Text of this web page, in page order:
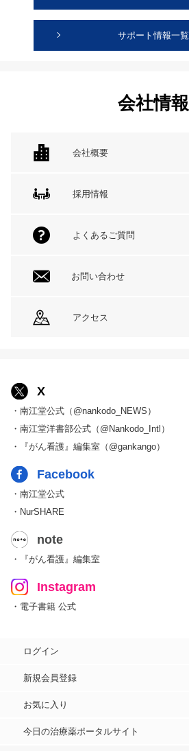
サポート情報一覧
会社情報
会社概要
採用情報
よくあるご質問
お問い合わせ
アクセス
X
・南江堂公式（@nankodo_NEWS）
・南江堂洋書部公式（@Nankodo_Intl）
・『がん看護』編集室（@gankango）
Facebook
・南江堂公式
・NurSHARE
note
・『がん看護』編集室
Instagram
・電子書籍 公式
ログイン
新規会員登録
お気に入り
今日の治療薬ポータルサイト